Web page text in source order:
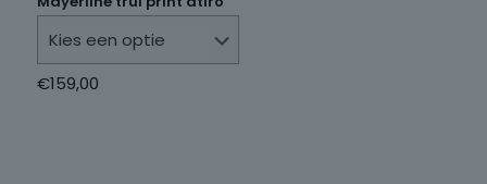
€159,00